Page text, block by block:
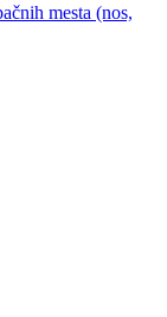
mesta (nos,